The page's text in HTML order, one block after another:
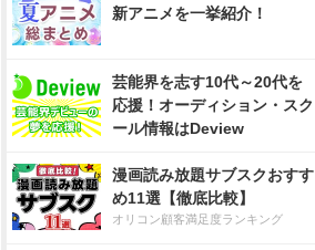
新アニメを一挙紹介！
芸能界を志す10代～20代を
応援！オーディション・スク
ール情報はDeview
漫画読み放題サブスクおすす
め11選【徹底比較】
オリコン顧客満足度ランキング